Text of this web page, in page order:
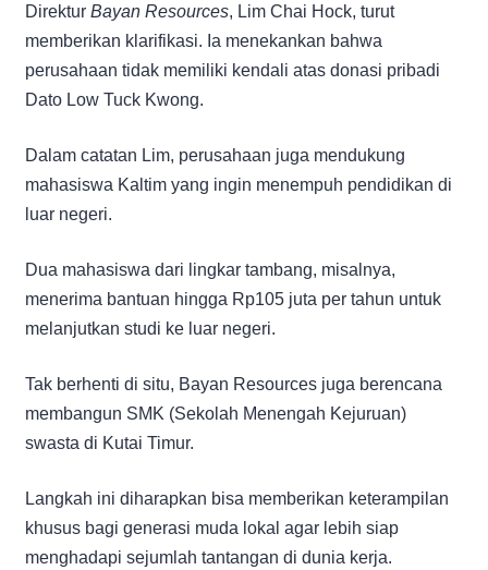
Direktur Bayan Resources, Lim Chai Hock, turut
memberikan klarifikasi. Ia menekankan bahwa
perusahaan tidak memiliki kendali atas donasi pribadi
Dato Low Tuck Kwong.
Dalam catatan Lim, perusahaan juga mendukung
mahasiswa Kaltim yang ingin menempuh pendidikan di
luar negeri.
Dua mahasiswa dari lingkar tambang, misalnya,
menerima bantuan hingga Rp105 juta per tahun untuk
melanjutkan studi ke luar negeri.
Tak berhenti di situ, Bayan Resources juga berencana
membangun SMK (Sekolah Menengah Kejuruan)
swasta di Kutai Timur.
Langkah ini diharapkan bisa memberikan keterampilan
khusus bagi generasi muda lokal agar lebih siap
menghadapi sejumlah tantangan di dunia kerja.